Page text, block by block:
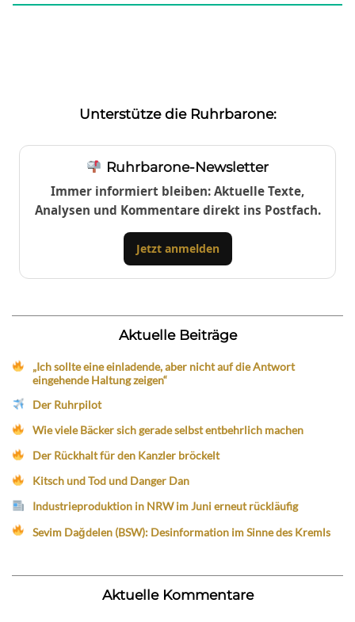
Unterstütze die Ruhrbarone:
Ruhrbarone-Newsletter
Immer informiert bleiben: Aktuelle Texte,
Analysen und Kommentare direkt ins Postfach.
Jetzt anmelden
Aktuelle Beiträge
„Ich sollte eine einladende, aber nicht auf die Antwort
eingehende Haltung zeigen“
Der Ruhrpilot
Wie viele Bäcker sich gerade selbst entbehrlich machen
Der Rückhalt für den Kanzler bröckelt
Kitsch und Tod und Danger Dan
Industrieproduktion in NRW im Juni erneut rückläufig
Sevim Dağdelen (BSW): Desinformation im Sinne des Kremls
Aktuelle Kommentare